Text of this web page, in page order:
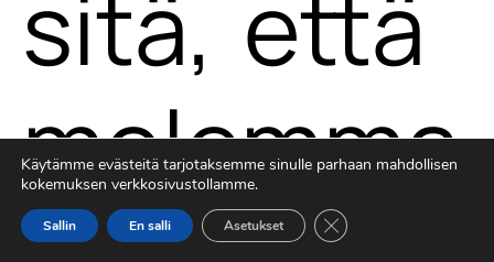
sitä, että
molemma
Käytämme evästeitä tarjotaksemme sinulle parhaan mahdollisen
kokemuksen verkkosivustollamme.
Sallin En salli Asetukset Sulje evästebanneri